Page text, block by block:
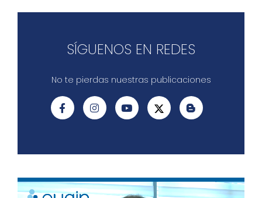
SÍGUENOS EN REDES
No te pierdas nuestras publicaciones